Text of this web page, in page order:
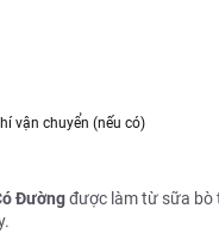
vận chuyển (nếu có)
Đườngđược làm từ sữa bò